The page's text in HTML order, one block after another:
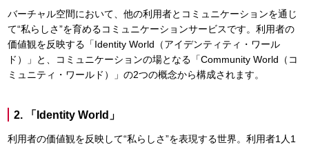
バーチャル空間において、他の利用者とコミュニケーションを通じ
て“私らしさ”を育めるコミュニケーションサービスです。利用者の
価値観を反映する「Identity World（アイデンティティ・ワール
ド）」と、コミュニケーションの場となる「Community World（コ
ミュニティ・ワールド）」の2つの概念から構成されます。
2. 「Identity World」
利用者の価値観を反映して“私らしさ”を表現する世界。利用者1人1